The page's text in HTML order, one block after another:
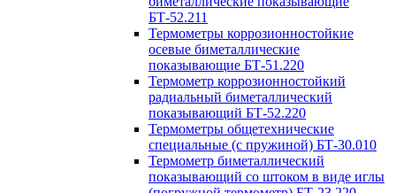
БТ-52.211
Термометры коррозионностойкие
осевые биметаллические
показывающие БТ-51.220
Термометр коррозионностойкий
радиальный биметаллический
показывающий БТ-52.220
Термометры общетехнические
специальные (с пружиной) БТ-30.010
Термометр биметаллический
показывающий со штоком в виде иглы